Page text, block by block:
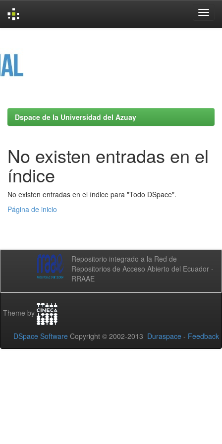
Dspace de la Universidad del Azuay
No existen entradas en el
índice
No existen entradas en el índice para "Todo DSpace".
Página de inicio
Repositorio integrado a la Red de
Repositorios de Acceso Abierto del Ecuador -
RRAAE
Theme by
DSpace Software Copyright © 2002-2013 Duraspace - Feedback